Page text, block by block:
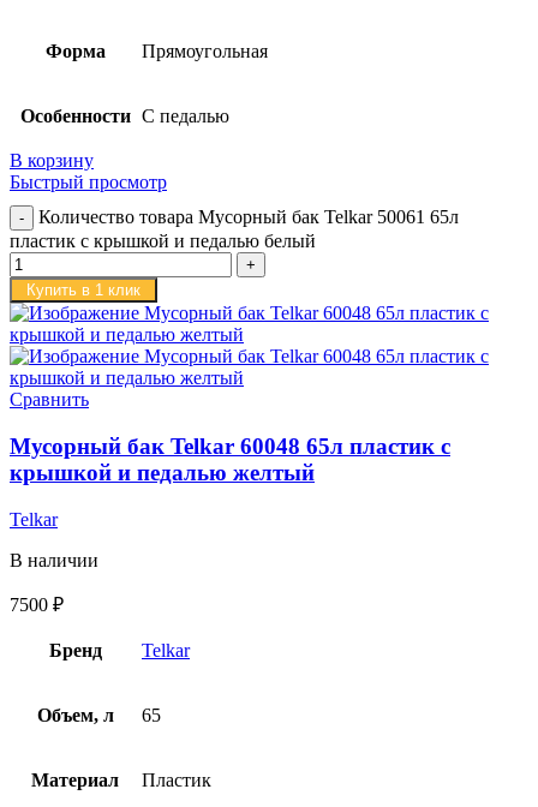
Форма Прямоугольная
Особенности С педалью
В корзину
Быстрый просмотр
Количество товара Мусорный бак Telkar 50061 65л
пластик с крышкой и педалью белый
Купить в 1 клик
Сравнить
Мусорный бак Telkar 60048 65л пластик с
крышкой и педалью желтый
Telkar
В наличии
7500 ₽
Бренд Telkar
Объем, л 65
Материал Пластик